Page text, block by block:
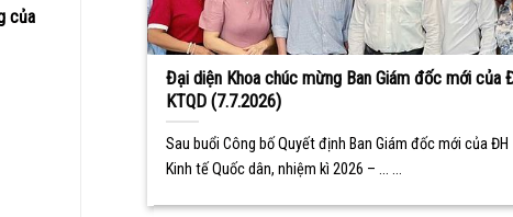
của
Đại diện Khoa chúc mừng Ban Giám đốc mới của
KTQD (7.7.2026)
Sau buổi Công bố Quyết định Ban Giám đốc mới của ĐH
Kinh tế Quốc dân, nhiệm kì 2026 – ... ...